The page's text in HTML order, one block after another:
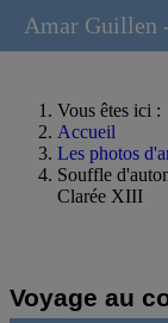
Vous êtes ici :
Accueil
Les photos
Souffle
Clarée XIII
Voyage au
Amar Guillen